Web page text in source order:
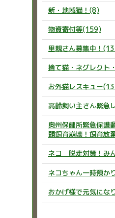
新・地域猫！(8)
物資寄付等(159)
里親さん募集中！
捨て猫・ネグレクト
お外猫レスキュー
高齢飼い主さん緊急
奥州保健所緊急保護
頭飼育崩壊！飼育放
ネコ 脱走対策！み
ネコちゃん一時預か
おかげ様で元気にな